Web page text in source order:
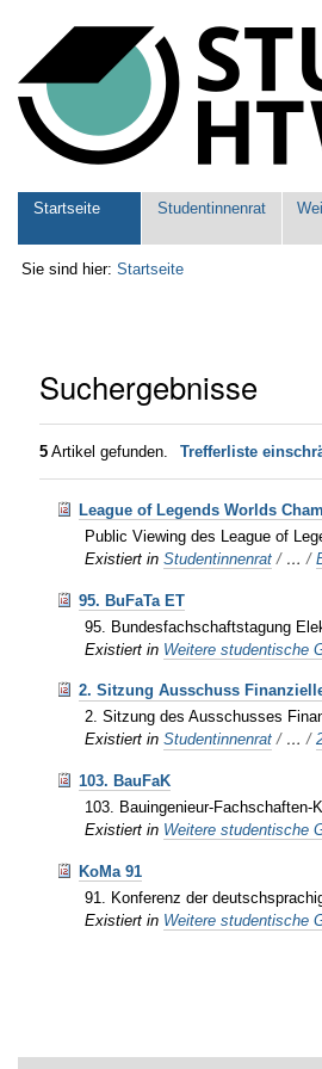
Werkzeuge
Sektionen
Startseite Studentinnenrat
Sie sind hier: Startseite
Suchergebnisse
5 Artikel gefunden. Trefferliste
League of Legends Worlds
Public Viewing des League of
Existiert in Studentinnenrat / …/
95. BuFaTa ET
95. Bundesfachschaftstagung
Existiert in Weitere studentische
2. Sitzung Ausschuss
2. Sitzung des Ausschusses
Existiert in Studentinnenrat / …/
103. BauFaK
103. Bauingenieur-
Existiert in Weitere studentische
KoMa 91
91. Konferenz der
Existiert in Weitere studentische